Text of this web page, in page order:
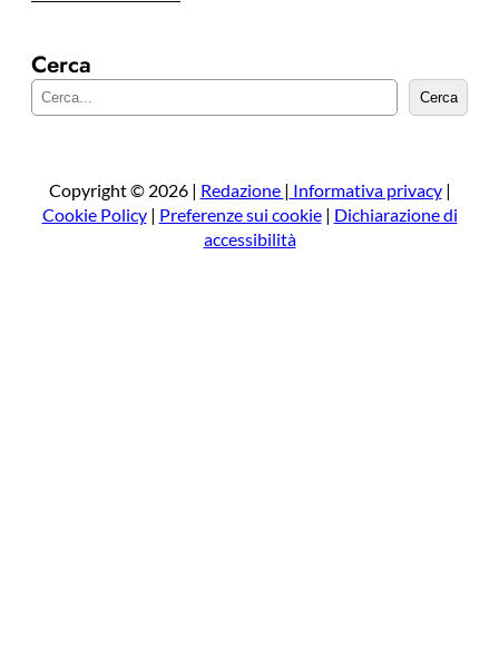
Cerca
e
a
Cerca
Copyright © 2026 | Redazione | Informativa privacy|
Cookie Policy| Preferenze sui cookie| Dichiarazione di
accessibilità